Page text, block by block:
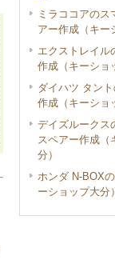
ミラココアのス
アー作成（キー
エクストレイル
作成（キーショ
ダイハツ タン
作成（キーショ
デイズルークス
スペアー作成（
分）
ホンダ N-BOX
ーショップ大分）